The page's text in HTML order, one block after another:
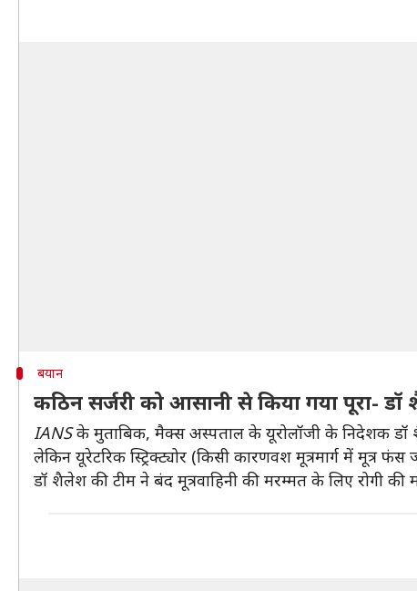
बयान
कठिन सर्जरी को आसानी से किया गया पूरा-
IANSके मुताबिक, मैक्स अस्पताल के यूरोलॉजी के निदेशक डॉ
लेकिन यूरेटरिक स्ट्रिक्ट्योर (किसी कारणवश मूत्रमार्ग में मूत्र
डॉ शैलेश की टीम ने बंद मूत्रवाहिनी की मरम्मत के लिए रोगी